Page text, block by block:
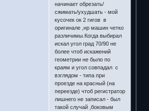
начинает обрезать/
сжимать/ухудшать - мой
кусочек ок 2 гигов в
оригинале ,нр машин четко
различимы.Когда выбирал
искал угол град 70/90 не
более чтоб искажений
геометрии не было по
краям и угол совпадал с
взглядом - типа при
проезде на красный (на
переезде) чтоб регистратор
лишнего не записал - был
такой случай ,боковым